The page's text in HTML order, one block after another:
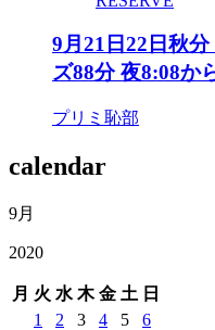
9月21日22日秋
ズ88分 夜8:08か
プリミ恥部
calendar
9月
2020
月 火 水 木 金 土 日
1 2 3 4 5
6